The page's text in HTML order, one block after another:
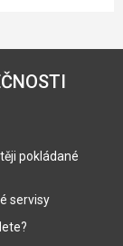
pokládané
servisy